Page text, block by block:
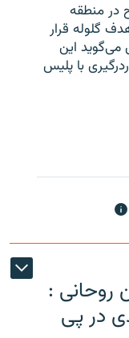
در منطقه
شهر کانادا،۱۴ نفر هدف گلوله قرار
می‌گوید این
با پلیس
روحانی :
در پی